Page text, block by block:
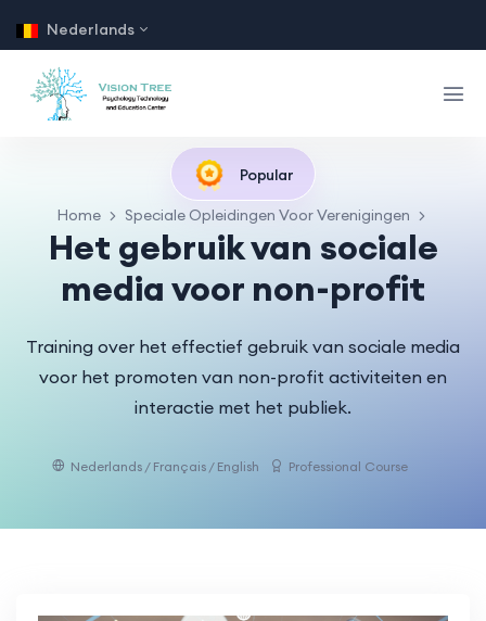
Nederlands
Popular
Home Speciale Opleidingen Voor Verenigingen
Het gebruik van sociale
media voor non-profit
Training over het effectief gebruik van sociale media
voor het promoten van non-profit activiteiten en
interactie met het publiek.
Nederlands / Français / English Professional Course